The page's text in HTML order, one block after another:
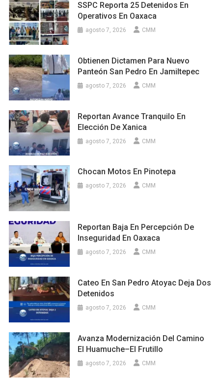
SSPC Reporta 25 Detenidos En
Operativos En Oaxaca
agosto 7, 2026 CMM
Obtienen Dictamen Para Nuevo
Panteón San Pedro En Jamiltepec
agosto 7, 2026 CMM
Reportan Avance Tranquilo En
Elección De Xanica
agosto 7, 2026 CMM
Chocan Motos En Pinotepa
agosto 7, 2026 CMM
Reportan Baja En Percepción De
Inseguridad En Oaxaca
agosto 7, 2026 CMM
Cateo En San Pedro Atoyac Deja Dos
Detenidos
agosto 7, 2026 CMM
Avanza Modernización Del Camino
El Huamuche–El Frutillo
agosto 7, 2026 CMM